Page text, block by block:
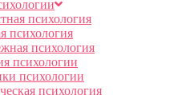
психология
психология
психология
психологии
психологии
психология